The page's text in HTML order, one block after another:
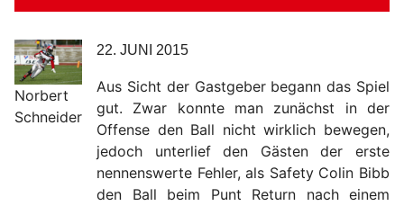
Norbert
Schneider
22. JUNI 2015
Aus Sicht der Gastgeber begann das Spiel
gut. Zwar konnte man zunächst in der
Offense den Ball nicht wirklich bewegen,
jedoch unterlief den Gästen der erste
nennenswerte Fehler, als Safety Colin Bibb
den Ball beim Punt Return nach einem